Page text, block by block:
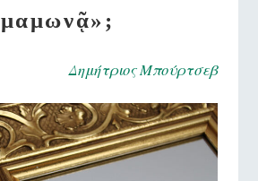
μαμωνᾷ»;
Δημήτριος Μπούρτσεβ